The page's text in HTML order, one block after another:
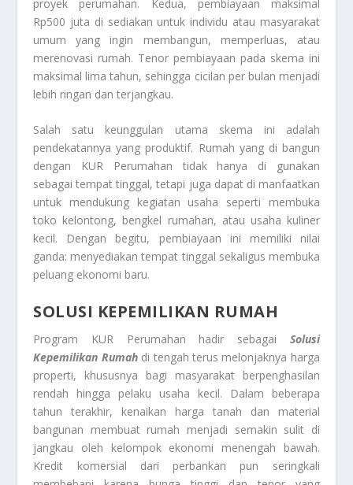
proyek perumahan. Kedua, pembiayaan maksimal
Rp500 juta di sediakan untuk individu atau masyarakat
umum yang ingin membangun, memperluas, atau
merenovasi rumah. Tenor pembiayaan pada skema ini
maksimal lima tahun, sehingga cicilan per bulan menjadi
lebih ringan dan terjangkau.
Salah satu keunggulan utama skema ini adalah
pendekatannya yang produktif. Rumah yang di bangun
dengan KUR Perumahan tidak hanya di gunakan
sebagai tempat tinggal, tetapi juga dapat di manfaatkan
untuk mendukung kegiatan usaha seperti membuka
toko kelontong, bengkel rumahan, atau usaha kuliner
kecil. Dengan begitu, pembiayaan ini memiliki nilai
ganda: menyediakan tempat tinggal sekaligus membuka
peluang ekonomi baru.
SOLUSI KEPEMILIKAN RUMAH
Program KUR Perumahan hadir sebagai Solusi
Kepemilikan Rumahdi tengah terus melonjaknya harga
properti, khususnya bagi masyarakat berpenghasilan
rendah hingga pelaku usaha kecil. Dalam beberapa
tahun terakhir, kenaikan harga tanah dan material
bangunan membuat rumah menjadi semakin sulit di
jangkau oleh kelompok ekonomi menengah bawah.
Kredit komersial dari perbankan pun seringkali